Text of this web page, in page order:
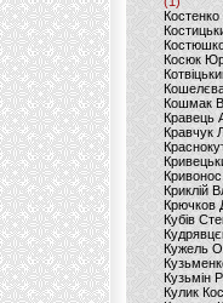
Косюк
Кошмак
Кравець
Кравчук
Криклій
Крючков
Кубів
Кужель
Кузьмін
Кулик